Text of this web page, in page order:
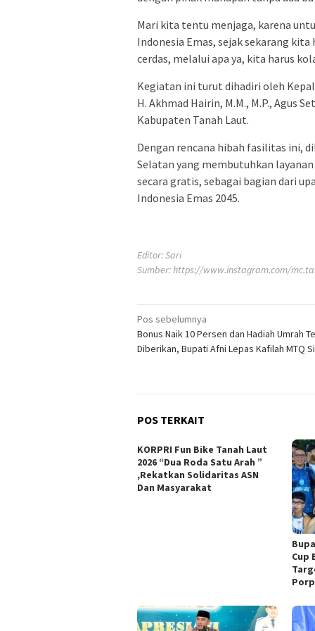
Mari kita tentu menjaga, karena
Indonesia Emas, sejak sekarang
cerdas, melalui apa ya, kita harus
Kegiatan ini turut dihadiri oleh
H. Akhmad Hairin, M.M., M.P., Agus
Kabupaten Tanah Laut.
Dengan rencana hibah fasilitas ini,
Selatan yang membutuhkan
secara gratis, sebagai bagian dari
Indonesia Emas 2045.
Editor: Sari
Sumber:https://www.instagram.com/
Navigasi
pos
Pos sebelumnya
Bonus Naik 10 Persen dan Hadiah Umrah
Diberikan, Bupati Afni Lepas Kafilah MTQ
POS TERKAIT
KORPRI Fun Bike Tanah Laut
2026 “Dua Roda Satu Arah ”
,Rekatkan Solidaritas ASN
Dan Masyarakat
Cup